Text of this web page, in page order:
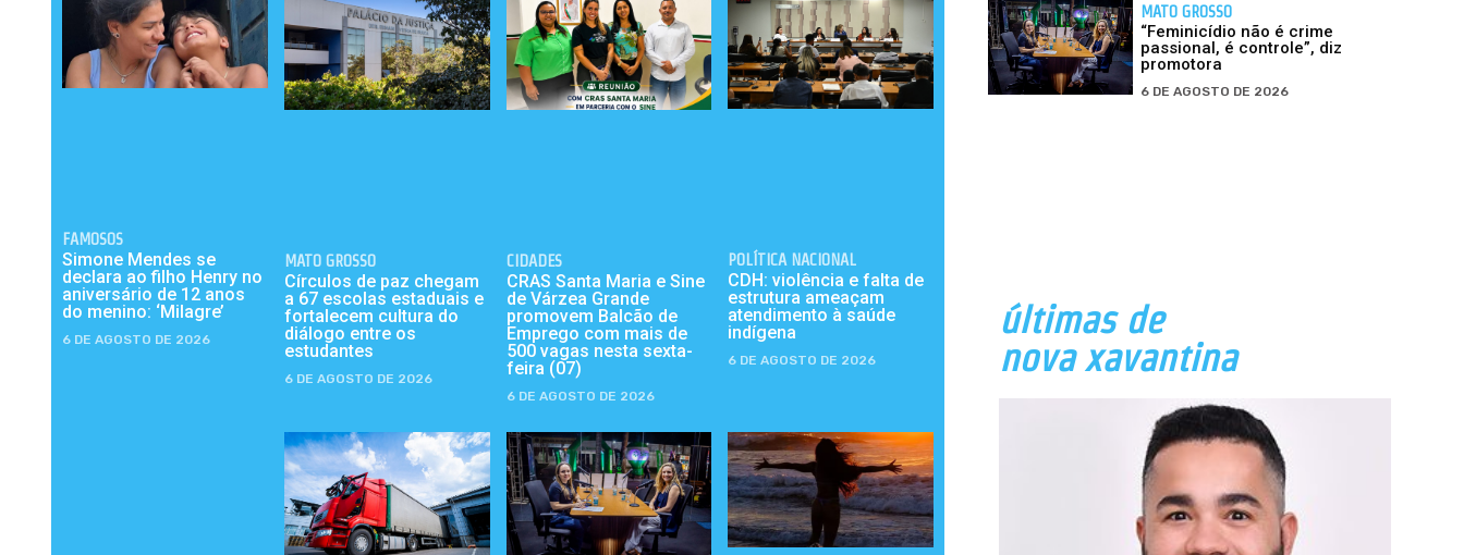
FAMOSOS
Simone Mendes se
declara ao filho Henry no
aniversário de 12 anos
do menino: ‘Milagre’
6 DE AGOSTO DE 2026
MATO GROSSO
Círculos de paz chegam
a 67 escolas estaduais e
fortalecem cultura do
diálogo entre os
estudantes
6 DE AGOSTO DE 2026
CIDADES
CRAS Santa Maria e Sine
de Várzea Grande
promovem Balcão de
Emprego com mais de
500 vagas nesta sexta-
feira (07)
6 DE AGOSTO DE 2026
POLÍTICA NACIONAL
CDH: violência e falta de
estrutura ameaçam
atendimento à saúde
indígena
6 DE AGOSTO DE 2026
MATO GROSSO
“Feminicídio não é crime
passional, é controle”, diz
promotora
6 DE AGOSTO DE 2026
últimas de
nova xavantina